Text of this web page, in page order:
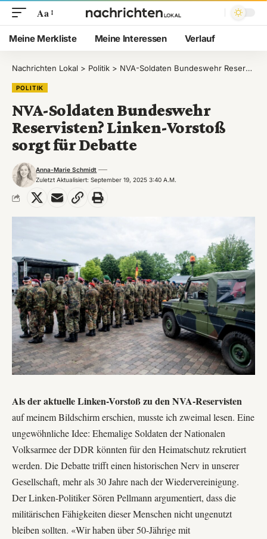
Aa
Meine Merkliste Meine Interessen Verlauf
Nachrichten Lokal > Politik > NVA-Soldaten Bundeswehr Reservisten? Linken-Vorstoß sorgt für Debatte
POLITIK
NVA-Soldaten Bundeswehr
Reservisten? Linken-Vorstoß
sorgt für Debatte
Zuletzt Aktualisiert: September 19, 2025 3:40 A.m.
Anna-Marie Schmidt
Als der aktuelle Linken-Vorstoß zu den NVA-Reservisten
auf meinem Bildschirm erschien, musste ich zweimal lesen. Eine
ungewöhnliche Idee: Ehemalige Soldaten der Nationalen
Volksarmee der DDR könnten für den Heimatschutz rekrutiert
werden. Die Debatte trifft einen historischen Nerv in unserer
Gesellschaft, mehr als 30 Jahre nach der Wiedervereinigung.
Der Linken-PolitikerSören Pellmann argumentiert, dass die
militärischen Fähigkeiten dieser Menschen nicht ungenutzt
bleiben sollten. «Wir haben über 50-Jährige mit